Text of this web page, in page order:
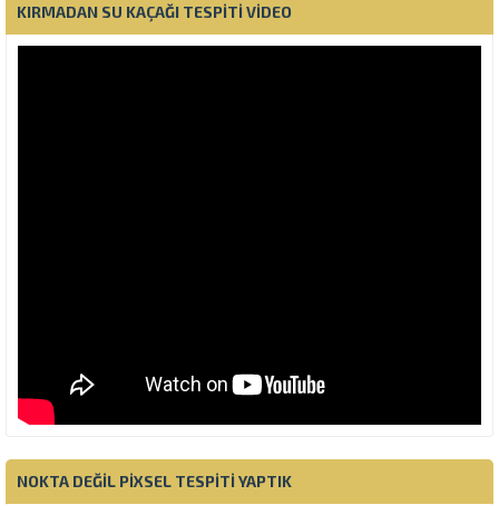
KIRMADAN SU KAÇAĞI TESPITI VIDEO
NOKTA DEĞIL PIXSEL TESPITI YAPTIK